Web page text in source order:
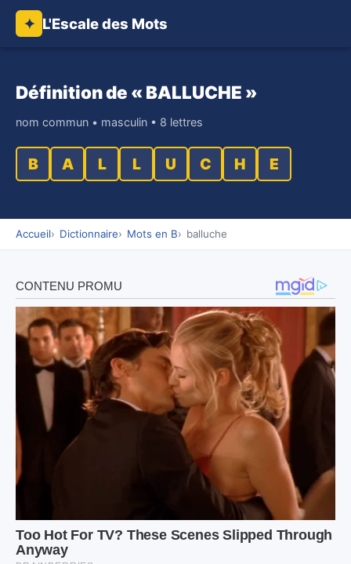
✦ L'Escale des Mots
Définition de « BALLUCHE »
nom commun • masculin • 8 lettres
B A L L U C H E
Accueil Dictionnaire Mots en B balluche